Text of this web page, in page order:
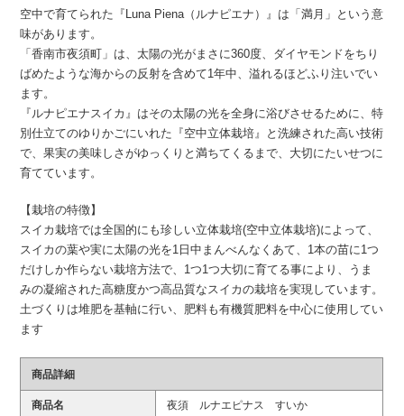
空中で育てられた『Luna Piena（ルナピエナ）』は「満月」という意
味があります。
「香南市夜須町」は、太陽の光がまさに360度、ダイヤモンドをちり
ばめたような海からの反射を含めて1年中、溢れるほどふり注いでい
ます。
『ルナピエナスイカ』はその太陽の光を全身に浴びさせるために、特
別仕立てのゆりかごにいれた『空中立体栽培』と洗練された高い技術
で、果実の美味しさがゆっくりと満ちてくるまで、大切にたいせつに
育てています。
【栽培の特徴】
スイカ栽培では全国的にも珍しい立体栽培(空中立体栽培)によって、
スイカの葉や実に太陽の光を1日中まんべんなくあて、1本の苗に1つ
だけしか作らない栽培方法で、1つ1つ大切に育てる事により、うま
みの凝縮された高糖度かつ高品質なスイカの栽培を実現しています。
土づくりは堆肥を基軸に行い、肥料も有機質肥料を中心に使用してい
ます
商品詳細
商品名 夜須 ルナエピナス すいか